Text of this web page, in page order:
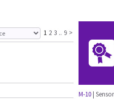
1 2 3 .. 9 >
M-10 |